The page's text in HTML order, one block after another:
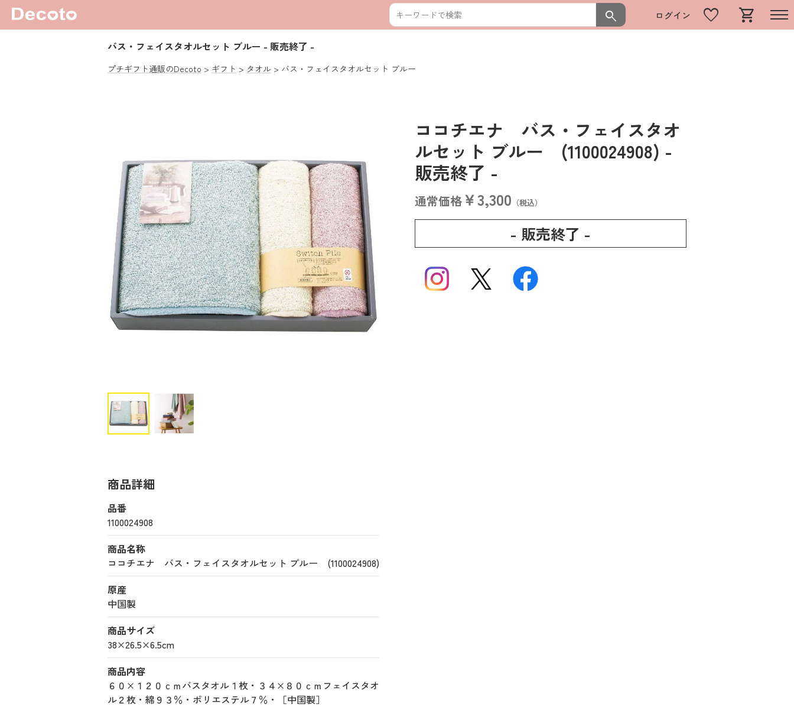
search ログイン favorite shopping_cart
バス・フェイスタオルセット ブルー - 販売終了 -
プチギフト通販のDecoto ギフト タオル バス・フェイスタオルセット ブルー
ココチエナ バス・フェイスタオ
ルセット ブルー (1100024908) -
販売終了 -
通常価格￥3,300 （税込）
- 販売終了 -
商品詳細
品番
1100024908
商品名称
ココチエナ バス・フェイスタオルセット ブルー (1100024908)
原産
中国製
商品サイズ
38×26.5×6.5cm
商品内容
６０×１２０ｃｍバスタオル１枚・３４×８０ｃｍフェイスタオ
ル２枚・綿９３％・ポリエステル７％・［中国製］